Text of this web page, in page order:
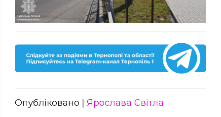
Опубліковано | Ярослава Світла